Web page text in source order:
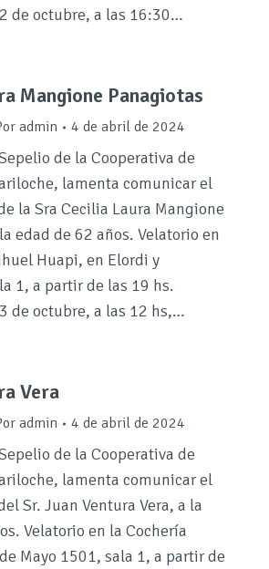
de octubre, a las 16:30…
Mangione Panagiotas
admin 4 de abril de 2024
de la Cooperativa de
lamenta comunicar el
la Sra Cecilia Laura Mangione
edad de 62 años. Velatorio en
Huapi, en Elordi y
1, a partir de las 19 hs.
de octubre, a las 12 hs,…
Vera
admin 4 de abril de 2024
de la Cooperativa de
lamenta comunicar el
Sr. Juan Ventura Vera, a la
Velatorio en la Cochería
Mayo 1501, sala 1, a partir de